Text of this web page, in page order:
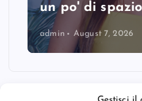
un po' di
admin August 7, 2026